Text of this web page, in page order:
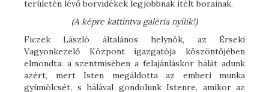
területén lévő borvidékek legjobbnak ítélt borainak.
(A képre kattintva galéria nyílik!)
Ficzek László általános helynök, az Érseki
Vagyonkezelő Központ igazgatója köszöntőjében
elmondta: a szentmisében a felajánláskor hálát adunk
azért, mert Isten megáldotta az emberi munka
gyümölcsét, s hálával gondolunk Istenre, amikor az